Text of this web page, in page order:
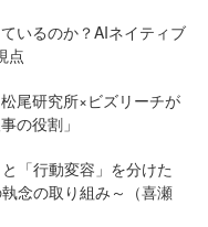
いるのか？AIネイティブ
点
尾研究所×ビズリーチが
の役割」
「行動変容」を分けた
念の取り組み～（喜瀬